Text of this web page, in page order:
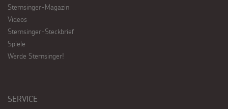
Sternsinger-Magazin
Videos
Sternsinger-Steckbrief
Spiele
Werde Sternsinger!
SERVICE